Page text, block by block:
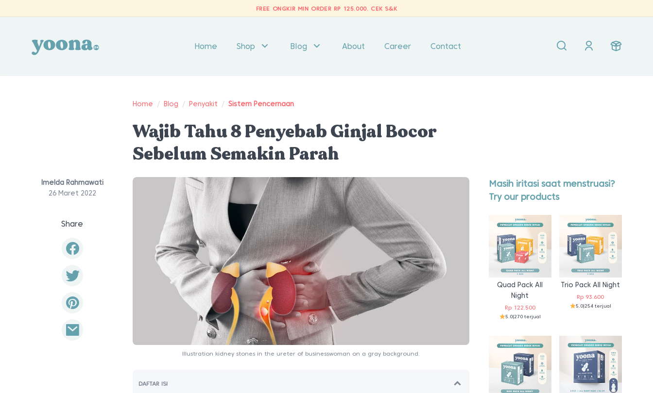
FREE ONGKIR MIN ORDER RP 125.000. CEK S&K
Home Shop Blog About Career Contact
Home / Blog / Penyakit / Sistem Pencernaan
Wajib Tahu 8 Penyebab Ginjal Bocor
Sebelum Semakin Parah
Imelda Rahmawati
26 Maret 2022
Share
Illustration kidney stones in the ureter of businesswoman on a gray background.
DAFTAR ISI
Masih iritasi saat menstruasi?
Try our products
Quad Pack All
Night
Rp122.500
5.0|270 terjual
Trio Pack All Night
Rp 93.600
5.0|254 terjual